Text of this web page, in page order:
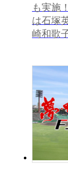
も実施
は石塚
崎和歌